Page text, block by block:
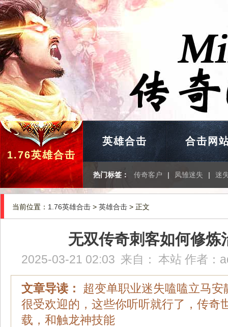
1.76英雄合击
英雄合击 合击网
热门标签： 传奇客户 | 凤雏迷失 | 迷
当前位置： 1.76英雄合击 > 英雄合击 > 正文
无双传奇刺客如何修炼
2025-03-21 02:03 来自： 本站 作者：
文章导读：
超变单职业迷失嗑嗑立马安
很受欢迎的，这些你听听就行了，传奇
载，和触龙神技能